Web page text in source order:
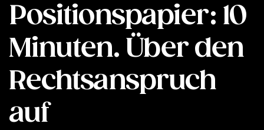
Positionspapier: 10
Minuten. Über den
Rechtsanspruch
auf